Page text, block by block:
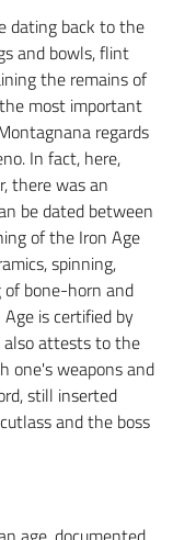
dating back to the
and bowls, flint
the remains of
most important
regards
In fact, here,
there was an
be dated between
of the Iron Age
spinning,
bone-horn and
is certified by
also attests to the
one's weapons and
still inserted
and the boss